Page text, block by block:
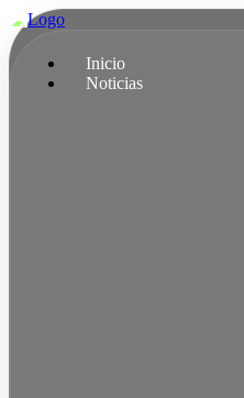
Ir
al
contenido
Inicio
Noticias